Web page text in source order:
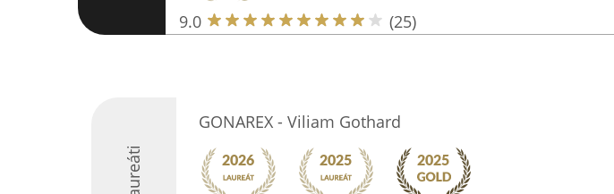
9.0 (25)
Laureáti
GONAREX - Viliam Gothard